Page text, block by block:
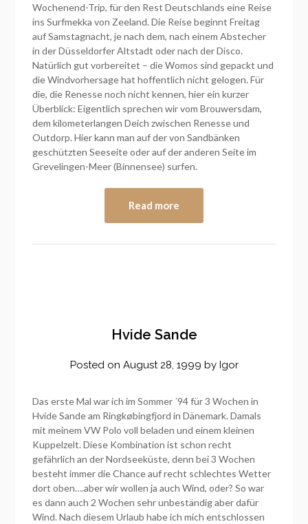
Wochenend-Trip, für den Rest Deutschlands eine Reise
ins Surfmekka von Zeeland. Die Reise beginnt Freitag
auf Samstagnacht, je nach dem, nach einem Abstecher
in der Düsseldorfer Altstadt oder nach der Disco.
Natürlich gut vorbereitet – die Womos sind gepackt und
die Windvorhersage hat hoffentlich nicht gelogen. Für
die, die Renesse noch nicht kennen, hier ein kurzer
Überblick: Eigentlich sprechen wir vom Brouwersdam,
dem kilometerlangen Deich zwischen Renesse und
Outdorp. Hier kann man auf der von Sandbänken
geschützten Seeseite oder auf der anderen Seite im
Grevelingen-Meer (Binnensee) surfen.
Read more
Hvide Sande
Posted on August 28, 1999 by Igor
Das erste Mal war ich im Sommer ´94 für 3 Wochen in
Hvide Sande am Ringkøbingfjord in Dänemark. Damals
mit meinem VW Polo voll beladen und einem kleinen
Kuppelzelt. Diese Kombination ist schon recht
gefährlich an der Nordseeküste, denn bei 3 Wochen
besteht immer die Chance auf recht schlechtes Wetter
dort oben….aber wir wollen ja auch Wind, oder? So war
es dann auch 2 Wochen sehr unbeständig aber dafür
Wind. Nach diesem Urlaub habe ich mich entschlossen